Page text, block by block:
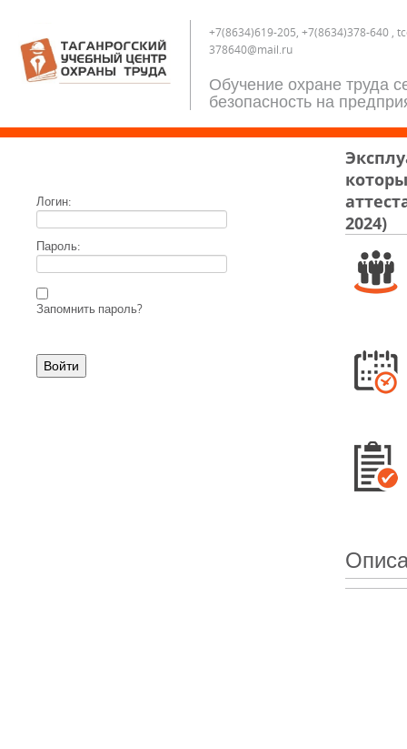
+7(8634)619-205, +7(8634)378-640 ,
378640@mail.ru
Обучение охране труда
безопасность на
Логин:
Пароль:
Запомнить пароль?
2024)